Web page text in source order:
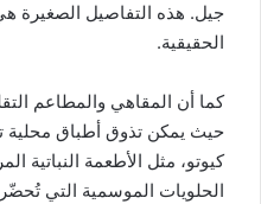
جيل. هذه التفاصيل الصغيرة
الحقيقية.
كما أن المقاهي والمطاعم
حيث يمكن تذوق أطباق محلية
كيوتو، مثل الأطعمة النباتية
الحلويات الموسمية التي تُحضّر